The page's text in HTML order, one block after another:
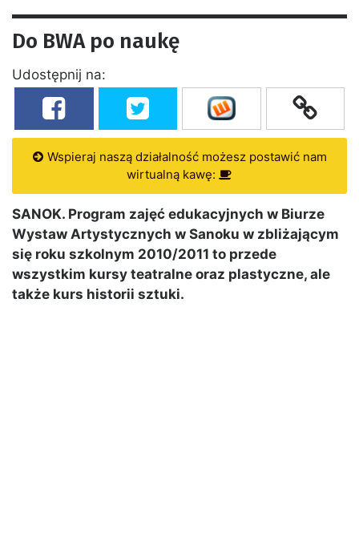
Do BWA po naukę
Udostępnij na:
Wspieraj naszą działalność możesz postawić nam
wirtualną kawę:
SANOK. Program zajęć edukacyjnych w Biurze
Wystaw Artystycznych w Sanoku w zbliżającym
się roku szkolnym 2010/2011 to przede
wszystkim kursy teatralne oraz plastyczne, ale
także kurs historii sztuki.